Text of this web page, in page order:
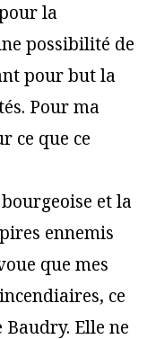
la
possibilité de
pour but la
Pour ma
ce que ce
et la
ennemis
que mes
ce
Elle ne